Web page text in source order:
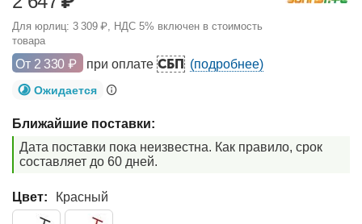
Для юрлиц: 3 309 ₽, НДС 5% включен в стоимость
товара
От 2 330 ₽ при оплате СБП (подробнее)
Ожидается
Ближайшие поставки:
Дата поставки пока неизвестна. Как правило, срок
составляет до 60 дней.
Цвет: Красный